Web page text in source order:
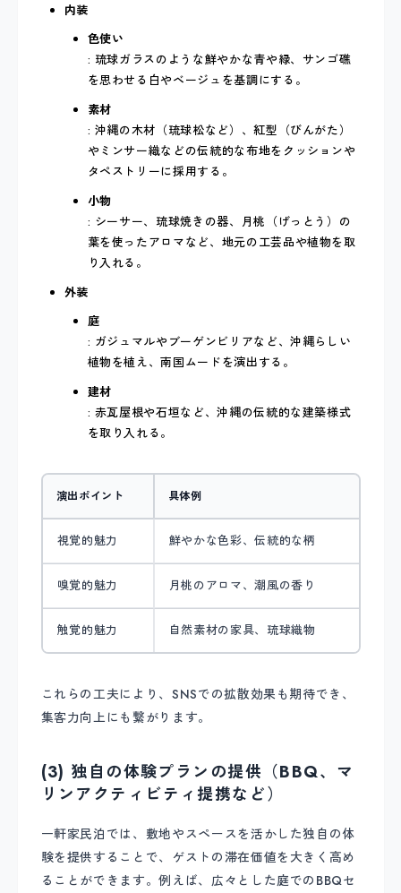
内装
色使い
: 琉球ガラスのような鮮やかな青や緑、サンゴ礁
を思わせる白やベージュを基調にする。
素材
: 沖縄の木材（琉球松など）、紅型（びんがた）
やミンサー織などの伝統的な布地をクッションや
タペストリーに採用する。
小物
: シーサー、琉球焼きの器、月桃（げっとう）の
葉を使ったアロマなど、地元の工芸品や植物を取
り入れる。
外装
庭
: ガジュマルやブーゲンビリアなど、沖縄らしい
植物を植え、南国ムードを演出する。
建材
: 赤瓦屋根や石垣など、沖縄の伝統的な建築様式
を取り入れる。
演出ポイント 具体例
視覚的魅力 鮮やかな色彩、伝統的な柄
嗅覚的魅力 月桃のアロマ、潮風の香り
触覚的魅力 自然素材の家具、琉球織物
これらの工夫により、SNSでの拡散効果も期待でき、
集客力向上にも繋がります。
(3) 独自の体験プランの提供（BBQ、マ
リンアクティビティ提携など）
一軒家民泊では、敷地やスペースを活かした独自の体
験を提供することで、ゲストの滞在価値を大きく高め
ることができます。例えば、広々とした庭でのBBQセ